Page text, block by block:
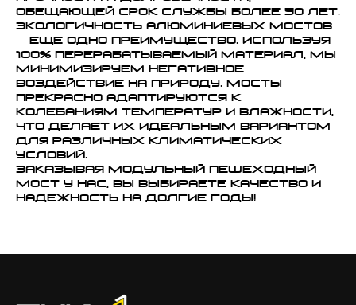
обещающей срок службы более 50 лет.
Экологичность алюминиевых мостов
— еще одно преимущество. Используя
100% перерабатываемый материал, мы
минимизируем негативное
воздействие на природу. Мосты
прекрасно адаптируются к
колебаниям температур и влажности,
что делает их идеальным вариантом
для различных климатических
условий.
Заказывая модульный пешеходный
мост у нас, вы выбираете качество и
надежность на долгие годы!